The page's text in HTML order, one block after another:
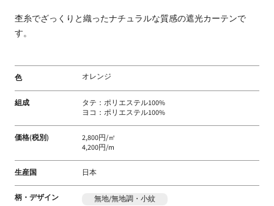
な
う
フ
ブ
リ
ッ
ク
メ
ー
杢糸でざっくりと織ったナチュラルな質感の遮光カーテンで
す。
色 オレンジ
組成
タテ：ポリエステル100%
ヨコ：ポリエステル100%
価格(税別)
2,800円/㎡
4,200円/m
生産国 日本
柄・デザイン 無地/無地調・小紋